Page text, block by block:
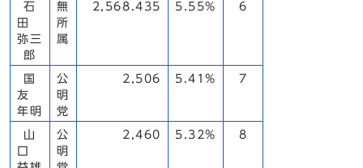
石
田
弥三
郎
無
所
属
2,568.435 5.55% 6
国
友
年明
公
明
党
2,506 5.41% 7
山
口
公
明
2,460 5.32% 8